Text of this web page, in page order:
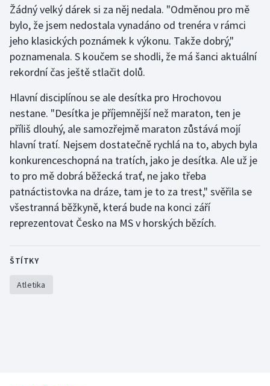
Short track
Sportovní střelba
Stolní tenis
Triatlon
Veslování
Vodní slalom
Volejbal
Ostatní
Žádný velký dárek si za něj nedala. "Odměnou pro mě
bylo, že jsem nedostala vynadáno od trenéra v rámci
jeho klasických poznámek k výkonu. Takže dobrý,"
poznamenala. S koučem se shodli, že má šanci aktuální
rekordní čas ještě stlačit dolů.
Hlavní disciplínou se ale desítka pro Hrochovou
nestane. "Desítka je příjemnější než maraton, ten je
příliš dlouhý, ale samozřejmě maraton zůstává mojí
hlavní tratí. Nejsem dostatečně rychlá na to, abych byla
konkurenceschopná na tratích, jako je desítka. Ale už je
to pro mě dobrá běžecká trať, ne jako třeba
patnáctistovka na dráze, tam je to za trest," svěřila se
všestranná běžkyně, která bude na konci září
reprezentovat Česko na MS v horských bězích.
ŠTÍTKY
Atletika